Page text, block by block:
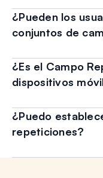
¿Pueden los
conjuntos de
¿Es el Campo
dispositivos
¿Puedo
repeticiones?